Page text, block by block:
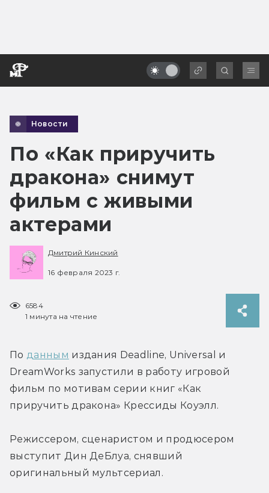
Новости
По «Как приручить
дракона» снимут
фильм с живыми
актерами
Дмитрий Кинский
16 февраля 2023 г.
6584
1 минута на чтение
По данным издания Deadline, Universal и
DreamWorks запустили в работу игровой
фильм по мотивам серии книг «Как
приручить дракона» Крессиды Коуэлл.
Режиссером, сценаристом и продюсером
выступит Дин ДеБлуа, снявший
оригинальный мультсериал.